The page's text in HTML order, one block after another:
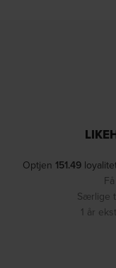
Optjen 151.49
Særlige
1 år